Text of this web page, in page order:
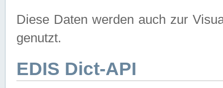
Diese Daten werden auch zur
genutzt.
EDIS Dict-API